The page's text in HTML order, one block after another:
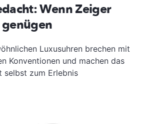
Wenn Zeiger
Luxusuhren brechen mit
Konventionen und machen das
selbst zum Erlebnis